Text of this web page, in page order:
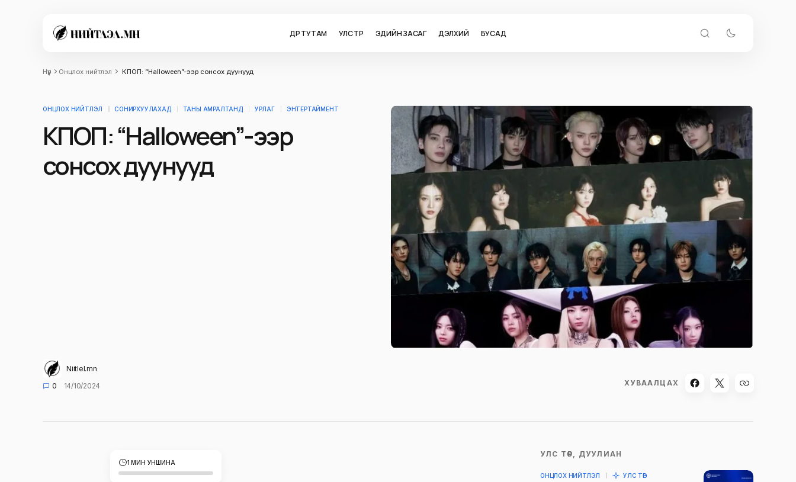
ӨДӨР ТУТАМ УЛС ТӨР ЭДИЙН ЗАСАГ ДЭЛХИЙ БУСАД
Нүүр Онцлох нийтлэл КПОП: “Halloween”-ээр сонсох дуунууд
ОНЦЛОХ НИЙТЛЭЛ СОНИРХУУЛАХАД ТАНЫ АМРАЛТАНД УРЛАГ ЭНТЕРТАЙМЕНТ
КПОП: “Halloween”-ээр
сонсох дуунууд
Niitlel.mn
0
14/10/2024 ХУВААЛЦАХ
1 МИН УНШИНА
УЛС ТӨР, ДУУЛИАН
ОНЦЛОХ НИЙТЛЭЛ УЛС ТӨР